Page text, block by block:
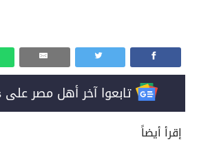
تابعوا آخر أهل مصر على Google News
إقرأ أيضاً